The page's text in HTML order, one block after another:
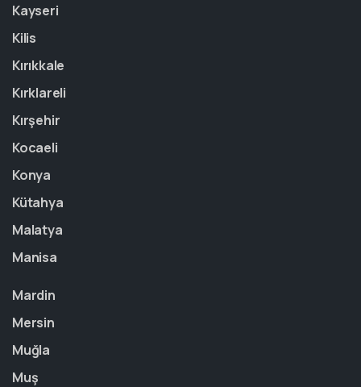
Kayseri
Kilis
Kırıkkale
Kırklareli
Kırşehir
Kocaeli
Konya
Kütahya
Malatya
Manisa
Mardin
Mersin
Muğla
Muş